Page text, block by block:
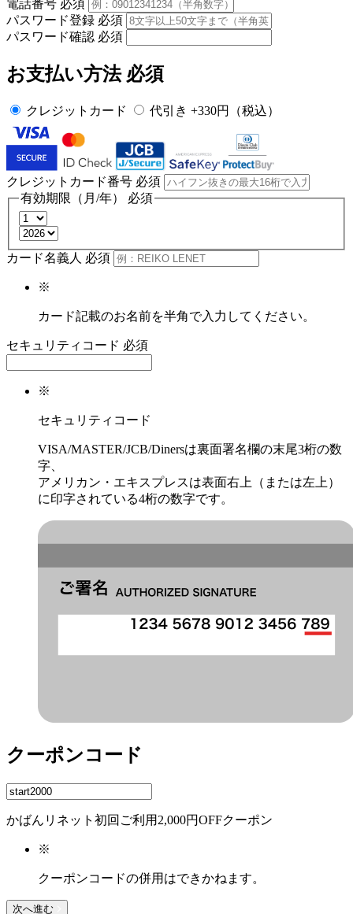
電話番号 必須
パスワード登録 必須
パスワード確認 必須
お支払い方法 必須
クレジットカード 代引き +330円（税込）
クレジットカード番号 必須
有効期限（月/年）
必須
カード名義人 必須
※
カード記載のお名前を半角で入力してください。
セキュリティコード 必須
※
セキュリティコード
VISA/MASTER/JCB/Dinersは裏面署名欄の末尾3桁の数
字、
アメリカン・エキスプレスは表面右上（または左上）
に印字されている4桁の数字です。
クーポンコード
かばんリネット初回ご利用2,000円OFFクーポン
※
クーポンコードの併用はできかねます。
次へ進む